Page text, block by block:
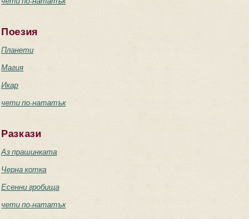
Поезия
Планети
Магия
Икар
чети по-нататък
Разкази
Аз прашинката
Черна котка
Есенни гробища
чети по-нататък